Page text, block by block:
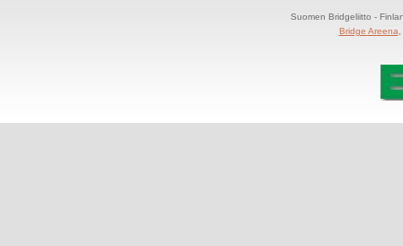
Suomen Bridgeliitto -
Bridge Areena